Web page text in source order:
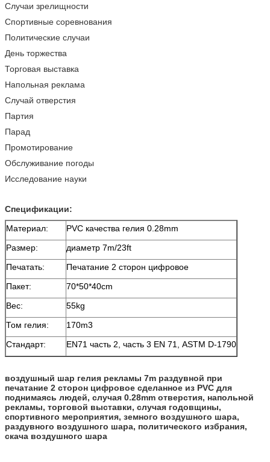
Случаи зрелищности
Спортивные соревнования
Политические случаи
День торжества
Торговая выставка
Напольная реклама
Случай отверстия
Партия
Парад
Промотирование
Обслуживание погоды
Исследование науки
Спецификации:
Материал:
PVC качества гелия 0.28mm
Размер:
диаметр 7m/23ft
Печатать:
Печатание 2 сторон цифровое
Пакет:
70*50*40cm
Вес:
55kg
Том гелия:
170m3
Стандарт:
EN71 часть 2, часть 3 EN 71, ASTM D-1790
воздушный шар гелия рекламы 7m раздувной при
печатание 2 сторон цифровое сделанное из PVC для
поднимаясь людей, случая 0.28mm отверстия, напольной
рекламы, торговой выставки, случая годовщины,
спортивного мероприятия, земного воздушного шара,
раздувного воздушного шара, политического избрания,
скача воздушного шара